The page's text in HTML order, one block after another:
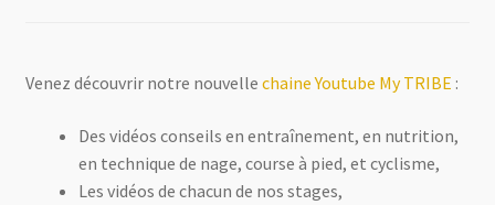
Venez découvrir notre nouvelle chaine Youtube My TRIBE :
Des vidéos conseils en entraînement, en nutrition,
en technique de nage, course à pied, et cyclisme,
Les vidéos de chacun de nos stages,